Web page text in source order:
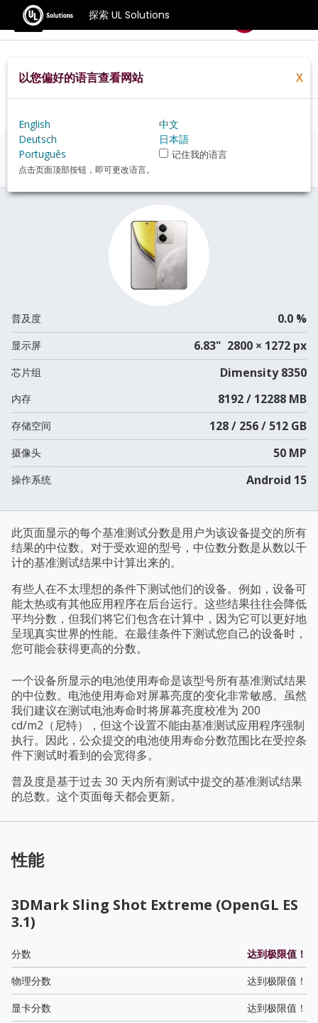
探索 UL Solutions
基准测试
Home Zh Hans Hardware
Realme+P3+Ultra+review
Realme P3 Ultra评估
普及度 0.0 %
显示屏 6.83" 2800 × 1272 px
芯片组 Dimensity 8350
内存 8192 / 12288 MB
存储空间 128 / 256 / 512 GB
摄像头 50 MP
操作系统 Android 15
此页面显示的每个基准测试分数是用户为该设备提交的所有
结果的中位数。对于受欢迎的型号，中位数分数是从数以千
计的基准测试结果中计算出来的。
有些人在不太理想的条件下测试他们的设备。例如，设备可
能太热或有其他应用程序在后台运行。这些结果往往会降低
平均分数，但我们将它们包含在计算中，因为它可以更好地
呈现真实世界的性能。在最佳条件下测试您自己的设备时，
您可能会获得更高的分数。
一个设备所显示的电池使用寿命是该型号所有基准测试结果
的中位数。电池使用寿命对屏幕亮度的变化非常敏感。虽然
我们建议在测试电池寿命时将屏幕亮度校准为 200
cd/m2（尼特），但这个设置不能由基准测试应用程序强制
执行。因此，公众提交的电池使用寿命分数范围比在受控条
件下测试时看到的会宽得多。
普及度是基于过去 30 天内所有测试中提交的基准测试结果
的总数。这个页面每天都会更新。
性能
3DMark Sling Shot Extreme (OpenGL ES
3.1)
分数
达到极限值！
物理分数
达到极限值！
显卡分数
达到极限值！
以您偏好的语言查看网站 X
English
中文
Deutsch
日本語
Português
记住我的语言
点击页面顶部按钮，即可更改语言。